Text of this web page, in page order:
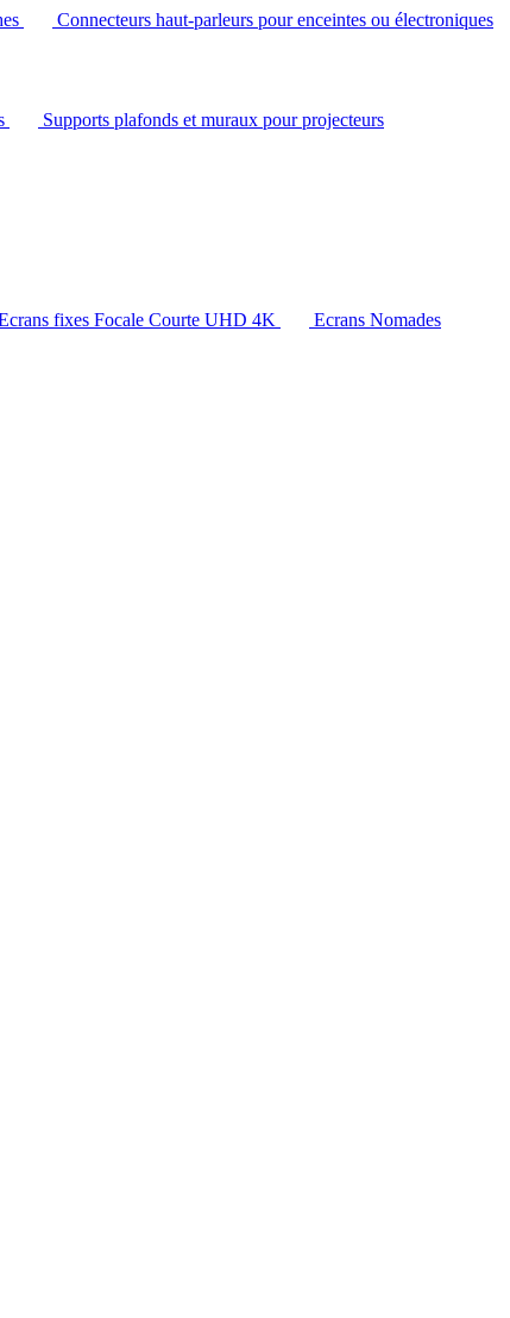
Connecteurs haut-parleurs pour enceintes ou électroniques
Supports plafonds et muraux pour projecteurs
fixes Focale Courte UHD 4K
Ecrans Nomades